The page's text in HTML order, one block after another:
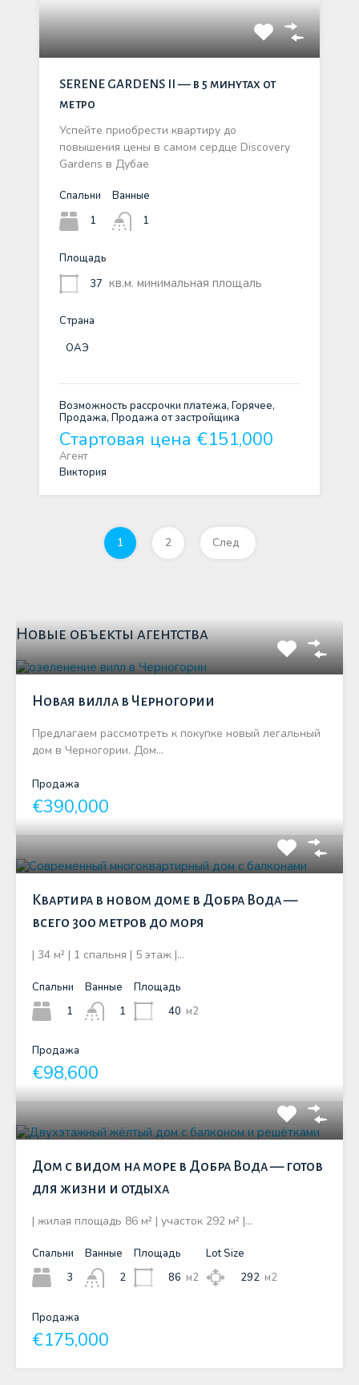
SERENE GARDENS II — в 5 минутах от
метро
Успейте приобрести квартиру до
повышения цены в самом сердце Discovery
Gardens в Дубае
Спальни
1
Ванные
1
Площадь
37 кв.м. минимальная площаль
Страна
ОАЭ
Возможность рассрочки платежа, Горячее,
Продажа, Продажа от застройщика
Стартовая цена €151,000
Агент
Виктория
1 2 След
Новые объекты агентства
Новая вилла в Черногории
Предлагаем рассмотреть к покупке новый легальный
дом в Черногории. Дом…
Продажа
€390,000
Квартира в новом доме в Добра Вода —
всего 300 метров до моря
| 34 м² | 1 спальня | 5 этаж |…
Спальни
1
Ванные
1
Площадь
40 м2
Продажа
€98,600
Дом с видом на море в Добра Вода — готов
для жизни и отдыха
| жилая площадь 86 м² | участок 292 м² |…
Спальни
3
Ванные
2
Площадь
86 м2
Lot Size
292 м2
Продажа
€175,000